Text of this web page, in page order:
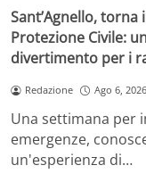
Sant’Agnello,
Protezione Civile:
divertimento per i
Redazione Ago 6,
Una settimana per
emergenze,
un'esperienza di…